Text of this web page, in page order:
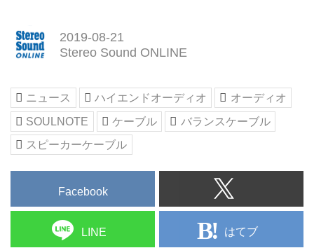
2019-08-21
Stereo Sound ONLINE
ニュース ハイエンドオーディオ
オーディオ
SOULNOTE
ケーブル
バランスケーブル
スピーカーケーブル
Facebook
LINE はてブ